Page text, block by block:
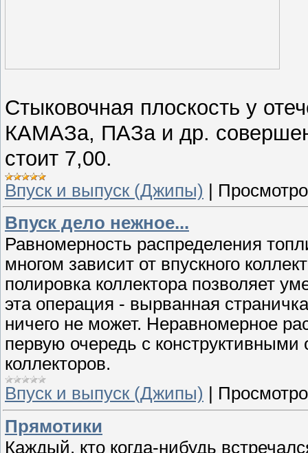
Стыковочная плоскость у
КАМАЗа, ПАЗа и др.
стоит 7,00.
Впуск и выпуск (Джипы) |
Впуск дело нежное...
Равномерность распределения
многом зависит от впускного
полировка коллектора позволяет
эта операция - вырванная
ничего не может. Неравномерное
первую очередь с
коллекторов.
Впуск и выпуск (Джипы)
Прямотики
Каждый, кто когда-нибудь